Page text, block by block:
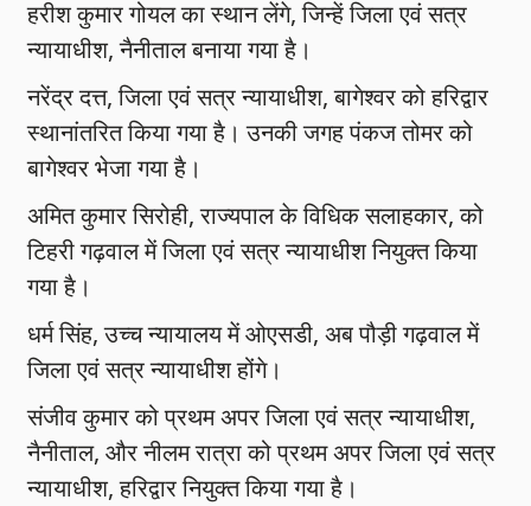
हरीश कुमार गोयल का स्थान लेंगे, जिन्हें जिला एवं सत्र
न्यायाधीश, नैनीताल बनाया गया है।
नरेंद्र दत्त, जिला एवं सत्र न्यायाधीश, बागेश्वर को हरिद्वार
स्थानांतरित किया गया है। उनकी जगह पंकज तोमर को
बागेश्वर भेजा गया है।
अमित कुमार सिरोही, राज्यपाल के विधिक सलाहकार, को
टिहरी गढ़वाल में जिला एवं सत्र न्यायाधीश नियुक्त किया
गया है।
धर्म सिंह, उच्च न्यायालय में ओएसडी, अब पौड़ी गढ़वाल में
जिला एवं सत्र न्यायाधीश होंगे।
संजीव कुमार को प्रथम अपर जिला एवं सत्र न्यायाधीश,
नैनीताल, और नीलम रात्रा को प्रथम अपर जिला एवं सत्र
न्यायाधीश, हरिद्वार नियुक्त किया गया है।